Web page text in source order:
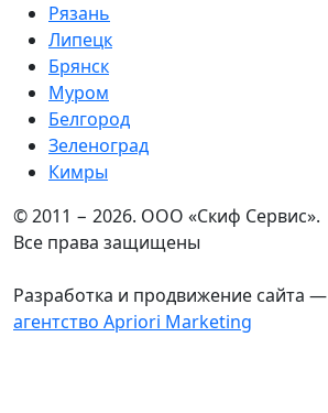
Рязань
Липецк
Брянск
Муром
Белгород
Зеленоград
Кимры
© 2011 − 2026. ООО «Скиф Сервис».
Все права защищены
Разработка и продвижение сайта —
агентство Apriori Marketing